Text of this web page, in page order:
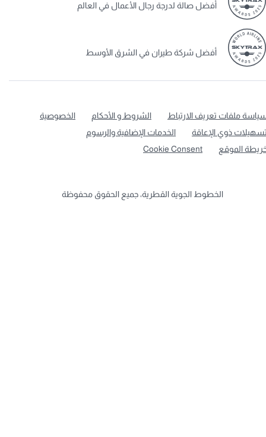
أفضل صالة لدرجة رجال الأعمال في العالم
أفضل شركة طيران في الشرق الأوسط
ملفات تعريف الارتباط الشروط و الأحكام
الخصوصية
ذوي الإعاقة
الخدمات الإضافية والرسوم
الموقع
Cookie Consent
الخطوط الجوية القطرية، جميع الحقوق محفوظة